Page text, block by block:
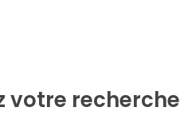
votre recherche